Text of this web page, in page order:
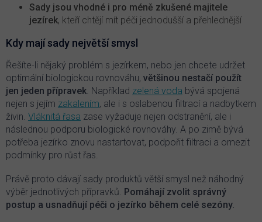
Sady jsou vhodné i pro méně zkušené majitele
jezírek, kteří chtějí mít péči jednodušší a přehlednější
Kdy mají sady největší smysl
Řešíte-li nějaký problém s jezírkem, nebo jen chcete udržet
optimální biologickou rovnováhu, většinou nestačí použít
jen jeden přípravek. Například zelená voda bývá spojená
nejen s jejím zakalením, ale i s oslabenou filtrací a nadbytkem
živin. Vláknitá řasa zase vyžaduje nejen odstranění, ale i
následnou podporu biologické rovnováhy. A po zimě bývá
potřeba jezírko znovu nastartovat, podpořit filtraci a omezit
podmínky pro růst řas.
Právě proto dávají sady produktů větší smysl než náhodný
výběr jednotlivých přípravků. Pomáhají zvolit správný
postup a usnadňují péči o jezírko během celé sezóny.